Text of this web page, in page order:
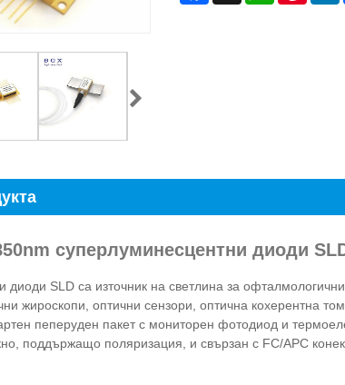
суперлуминесцентни диоди
диоди SLD са източник на светлина за
жироскопи, оптични сензори, оптична кохерентна
пеперуден пакет с мониторен фотодиод и
поддържащо поляризация, и свързан с FC/APC